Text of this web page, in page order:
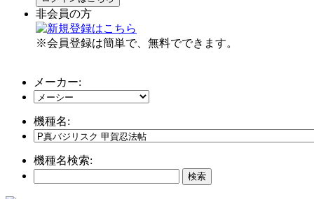
非会員の方
※会員登録は簡単で、無料でできます。
メーカー:
機種名:
機種名検索: